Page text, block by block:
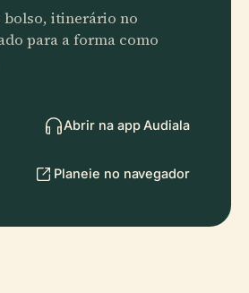
bolso, itinerário no
para a forma como
Abrir na app Audiala
Planeie no navegador